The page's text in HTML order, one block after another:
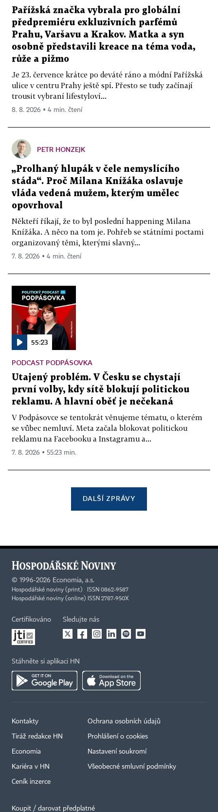
Pařížská značka vybrala pro globální
předpremiéru exkluzivních parfémů
Prahu, Varšavu a Krakov. Matka a syn
osobně představili kreace na téma voda,
růže a pižmo
Je 23. července krátce po deváté ráno a módní Pařížská
ulice v centru Prahy ještě spí. Přesto se tudy začínají
trousit vybraní lifestyloví...
8. 8. 2026 ▪ 4 min. čtení
PETR HONZEJK
„Prolhaný hlupák v čele nemyslícího
stáda“. Proč Milana Knížáka oslavuje
vláda vedená mužem, kterým umělec
opovrhoval
Někteří říkají, že to byl poslední happening Milana
Knížáka. A něco na tom je. Pohřeb se státními poctami
organizovaný těmi, kterými slavný...
7. 8. 2026 ▪ 4 min. čtení
55:23
PODCAST PODPÁSOVKA
Utajený problém. V Česku se chystají
první volby, kdy sítě blokují politickou
reklamu. A hlavní oběť je nečekaná
V Podpásovce se tentokrát věnujeme tématu, o kterém
se vůbec nemluví. Meta začala blokovat politickou
reklamu na Facebooku a Instagramu a...
7. 8. 2026 ▪ 55:23 min.
DALŠÍ ZPRÁVY
© 1996-2026 Economia, a.s.
Hospodářské noviny (print) ISSN 0862-9587
Hospodářské noviny (online) ISSN 2787-950X
Certifikováno Sledujte nás
Stáhněte si aplikaci HN
Kontakty
Tiráž redakce HN
Economia
Kariéra v HN
Ceník inzerce
Ochrana osobních údajů
Prohlášení o cookies
Nastavení soukromí
Všeobecné smluvní podmínky
Koupit / darovat předplatné